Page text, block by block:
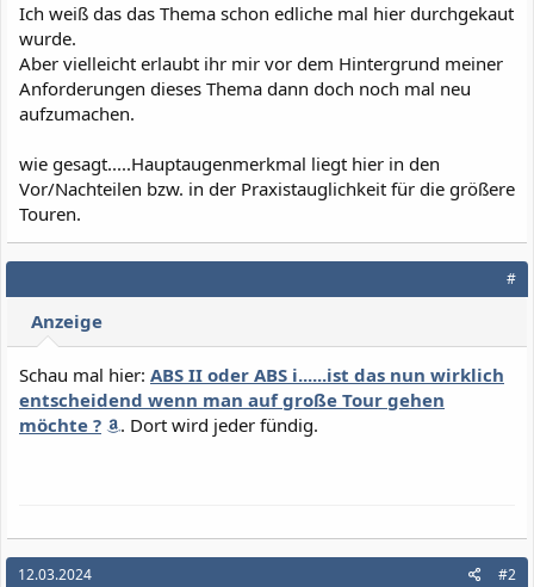
Ich weiß das das Thema schon edliche mal hier durchgekaut
wurde.
Aber vielleicht erlaubt ihr mir vor dem Hintergrund meiner
Anforderungen dieses Thema dann doch noch mal neu
aufzumachen.
wie gesagt.....Hauptaugenmerkmal liegt hier in den
Vor/Nachteilen bzw. in der Praxistauglichkeit für die größere
Touren.
#
Anzeige
Schau mal hier: ABS II oder ABS i......ist das nun wirklich
entscheidend wenn man auf große Tour gehen
möchte ?
. Dort wird jeder fündig.
12.03.2024 #2